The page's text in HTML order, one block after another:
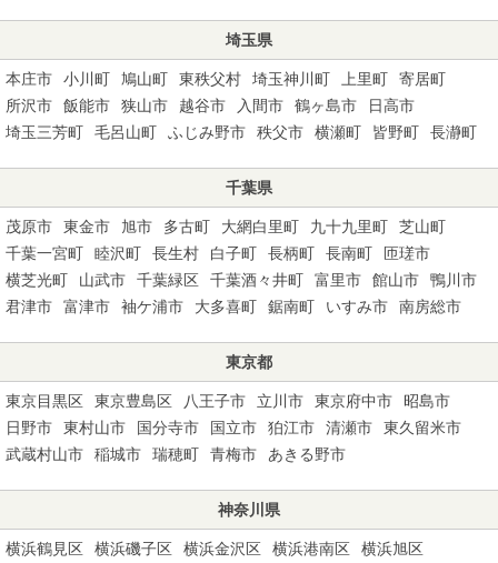
埼玉県
本庄市 小川町 鳩山町 東秩父村 埼玉神川町 上里町
寄居町
所沢市
飯能市 狭山市 越谷市 入間市 鶴ヶ島市
日高市
埼玉三芳町
毛呂山町 ふじみ野市 秩父市 横瀬町 皆野町 長瀞町
千葉県
茂原市 東金市 旭市 多古町 大網白里町 九十九里町
芝山町
千葉一宮町
睦沢町 長生村 白子町 長柄町 長南町
匝瑳市
横芝光町
山武市 千葉緑区 千葉酒々井町 富里市 館山市
鴨川市
君津市
富津市 袖ケ浦市 大多喜町 鋸南町 いすみ市 南房総市
東京都
東京目黒区 東京豊島区 八王子市 立川市 東京府中市
昭島市
日野市
東村山市 国分寺市 国立市 狛江市 清瀬市
東久留米市
武蔵村山市
稲城市 瑞穂町 青梅市 あきる野市
神奈川県
横浜鶴見区 横浜磯子区 横浜金沢区 横浜港南区
横浜旭区